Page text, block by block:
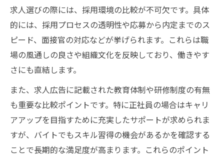
求人選びの際には、採用環境の比較が不可欠です。具体
的には、採用プロセスの透明性や応募から内定までのス
ピード、面接官の対応などが挙げられます。これらは職
場の風通しの良さや組織文化を反映しており、働きやす
さにも直結します。
また、求人広告に記載された教育体制や研修制度の有無
も重要な比較ポイントです。特に正社員の場合はキャリ
アアップを目指すために充実したサポートが求められま
すが、バイトでもスキル習得の機会があるかを確認する
ことで長期的な満足度が高まります。これらのポイント